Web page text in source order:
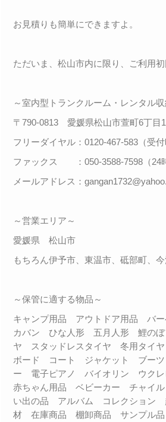
お見積りも簡単にできますよ。
ただいま、松山市内に限り、ご利用
～室内型トランクルーム・レンタル
〒790-0813 愛媛県松山市萱町6丁目
フリーダイヤル：0120-467-583（受付
ファックス ：050-3588-7598（24
メールアドレス：
～営業エリア～
愛媛県 松山市
もちろん伊予市、東温市、砥部町、
～保管に適する物品～
キャンプ用品 アウトドア用品
カバン ひな人形 五月人形 鯉の
ヤ スタッドレスタイヤ 冬用タイ
ボード コート ジャケット ブー
ー 電子ピアノ バイオリン ウ
赤ちゃん用品 ベビーカー チャ
い出の品 アルバム コレクショ
材 在庫商品 棚卸商品 サンプル